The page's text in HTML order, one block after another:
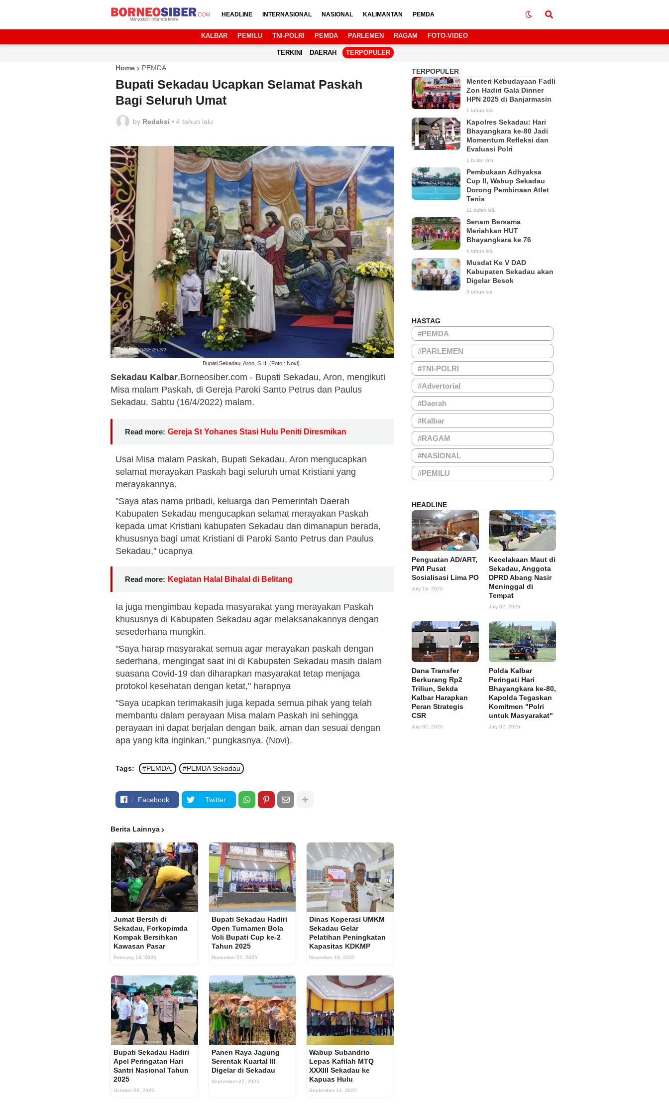
HEADLINE INTERNASIONAL NASIONAL KALIMANTAN PEMDA
KALBAR PEMILU TNI-POLRI PEMDA PARLEMEN RAGAM FOTO-VIDEO
TERKINI DAERAH TERPOPULER
Home PEMDA
Bupati Sekadau Ucapkan Selamat Paskah
Bagi Seluruh Umat
by Redaksi • 4 tahun lalu
Bupati Sekadau, Aron, S.H. (Foto : Novi).
Sekadau Kalbar,Borneosiber.com - Bupati Sekadau, Aron, mengikuti
Misa malam Paskah, di Gereja Paroki Santo Petrus dan Paulus
Sekadau. Sabtu (16/4/2022) malam.
Read more: Gereja St Yohanes Stasi Hulu Peniti Diresmikan
Usai Misa malam Paskah, Bupati Sekadau, Aron mengucapkan
selamat merayakan Paskah bagi seluruh umat Kristiani yang
merayakannya.
"Saya atas nama pribadi, keluarga dan Pemerintah Daerah
Kabupaten Sekadau mengucapkan selamat merayakan Paskah
kepada umat Kristiani kabupaten Sekadau dan dimanapun berada,
khususnya bagi umat Kristiani di Paroki Santo Petrus dan Paulus
Sekadau," ucapnya
Read more: Kegiatan Halal Bihalal di Belitang
Ia juga mengimbau kepada masyarakat yang merayakan Paskah
khususnya di Kabupaten Sekadau agar melaksanakannya dengan
sesederhana mungkin.
"Saya harap masyarakat semua agar merayakan paskah dengan
sederhana, mengingat saat ini di Kabupaten Sekadau masih dalam
suasana Covid-19 dan diharapkan masyarakat tetap menjaga
protokol kesehatan dengan ketat," harapnya
"Saya ucapkan terimakasih juga kepada semua pihak yang telah
membantu dalam perayaan Misa malam Paskah ini sehingga
perayaan ini dapat berjalan dengan baik, aman dan sesuai dengan
apa yang kita inginkan," pungkasnya. (Novi).
Tags: #PEMDA #PEMDA Sekadau
Facebook Twitter
Berita Lainnya
Jumat Bersih di
Sekadau, Forkopimda
Kompak Bersihkan
Kawasan Pasar
February 13, 2026
Bupati Sekadau Hadiri
Open Turnamen Bola
Voli Bupati Cup ke-2
Tahun 2025
November 21, 2025
Dinas Koperasi UMKM
Sekadau Gelar
Pelatihan Peningkatan
Kapasitas KDKMP
November 19, 2025
Bupati Sekadau Hadiri
Apel Peringatan Hari
Santri Nasional Tahun
2025
October 22, 2025
Panen Raya Jagung
Serentak Kuartal III
Digelar di Sekadau
September 27, 2025
Wabup Subandrio
Lepas Kafilah MTQ
XXXIII Sekadau ke
Kapuas Hulu
September 12, 2025
TERPOPULER
Menteri Kebudayaan Fadli
Zon Hadiri Gala Dinner
HPN 2025 di Banjarmasin
1 tahun lalu
Kapolres Sekadau: Hari
Bhayangkara ke-80 Jadi
Momentum Refleksi dan
Evaluasi Polri
1 bulan lalu
Pembukaan Adhyaksa
Cup II, Wabup Sekadau
Dorong Pembinaan Atlet
Tenis
11 bulan lalu
Senam Bersama
Meriahkan HUT
Bhayangkara ke 76
4 tahun lalu
Musdat Ke V DAD
Kabupaten Sekadau akan
Digelar Besok
3 tahun lalu
HASTAG
#PEMDA
#PARLEMEN
#TNI-POLRI
#Advertorial
#Daerah
#Kalbar
#RAGAM
#NASIONAL
#PEMILU
HEADLINE
Penguatan AD/ART,
PWI Pusat
Sosialisasi Lima PO
July 16, 2026
Kecelakaan Maut di
Sekadau, Anggota
DPRD Abang Nasir
Meninggal di
Tempat
July 02, 2026
Dana Transfer
Berkurang Rp2
Triliun, Sekda
Kalbar Harapkan
Peran Strategis
CSR
July 02, 2026
Polda Kalbar
Peringati Hari
Bhayangkara ke-80,
Kapolda Tegaskan
Komitmen "Polri
untuk Masyarakat"
July 02, 2026